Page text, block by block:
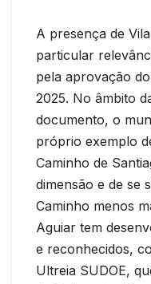
A presença de
particular
pela aprovação
2025. No âmbito
documento, o
próprio exemplo
Caminho de
dimensão e de se
Caminho menos
Aguiar tem
e reconhecidos,
Ultreia SUDOE,